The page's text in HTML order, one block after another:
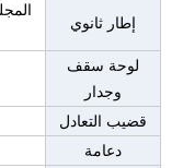
إطار ثانوي
لوحة سقف
وجدار
قضيب التعادل
دعامة